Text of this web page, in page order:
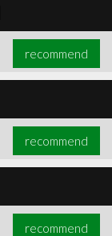
recommend
recommend
recommend